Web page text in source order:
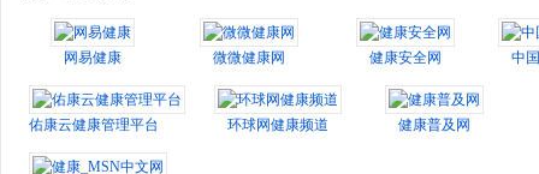
网易健康 微微健康网 健康安全网 中
佑康云健康管理平台 环球网健康频道 健康普及网